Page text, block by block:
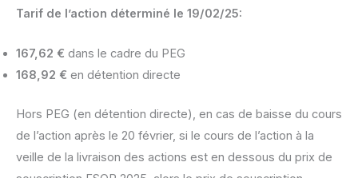
Tarif de l’action déterminé le 19/02/25:
167,62 € dans le cadre du PEG
168,92 € en détention directe
Hors PEG (en détention directe), en cas de baisse du cours
de l’action après le 20 février, si le cours de l’action à la
veille de la livraison des actions est en dessous du prix de